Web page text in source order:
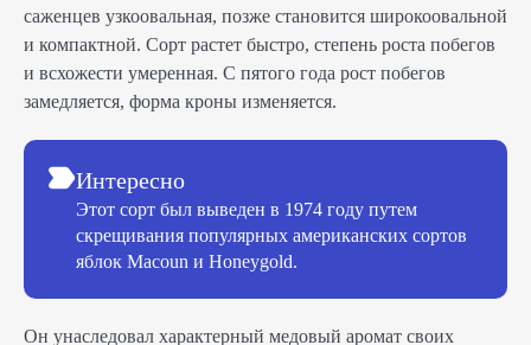
саженцев узкоовальная, позже становится широкоовальной
и компактной. Сорт растет быстро, степень роста побегов
и всхожести умеренная. С пятого года рост побегов
замедляется, форма кроны изменяется.
Интересно
Этот сорт был выведен в 1974 году путем
скрещивания популярных американских сортов
яблок Macoun и Honeygold.
Он унаследовал характерный медовый аромат своих